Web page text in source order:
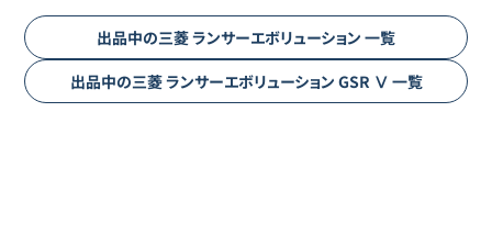
出品中の三菱ランサーエボリューション 一覧
出品中の三菱ランサーエボリューション GSR Ⅴ 一覧